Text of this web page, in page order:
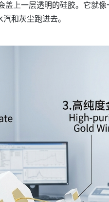
盖上一层透明的硅胶。它就
和灰尘跑进去。